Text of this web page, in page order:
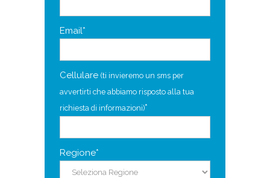
Email*
Cellulare (ti invieremo un sms per
avvertirti che abbiamo risposto alla tua
richiesta di informazioni)*
Regione*